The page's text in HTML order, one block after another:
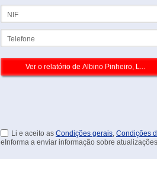
Li e aceito as Condições gerais, Condições
eInforma a enviar informação sobre